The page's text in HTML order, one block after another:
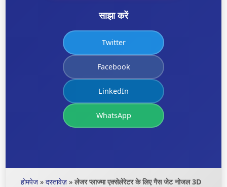
साझा करें
Twitter
Facebook
LinkedIn
WhatsApp
होमपेज » दस्तावेज़ » लेजर प्लाज्मा एक्सेलेरेटर के लिए गैस जेट नोजल 3D